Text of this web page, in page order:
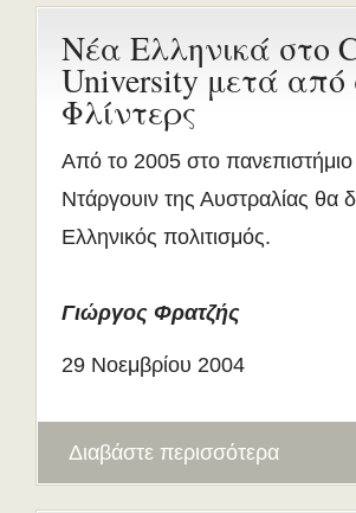
Νέα Ελληνικά στο
University μετά
Φλίντερς
Από το 2005 στο
Ντάργουιν της Αυστραλίας θα
Ελληνικός πολιτισμός.
Γιώργος Φρατζής
29 Νοεμβρίου 2004
Διαβάστε περισσότερα